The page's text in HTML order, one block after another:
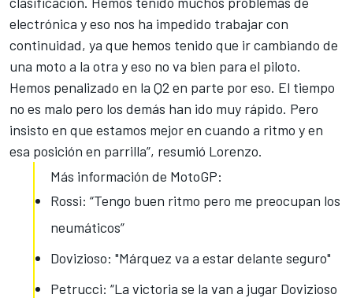
electrónica y eso nos ha impedido trabajar con
continuidad, ya que hemos tenido que ir cambiando de
una moto a la otra y eso no va bien para el piloto.
Hemos penalizado en la Q2 en parte por eso. El tiempo
no es malo pero los demás han ido muy rápido. Pero
insisto en que estamos mejor en cuando a ritmo y en
esa posición en parrilla”, resumió Lorenzo.
Más información de MotoGP:
Rossi: “Tengo buen ritmo pero me preocupan los
neumáticos”
Dovizioso: "Márquez va a estar delante seguro"
Petrucci: “La victoria se la van a jugar Dovizioso